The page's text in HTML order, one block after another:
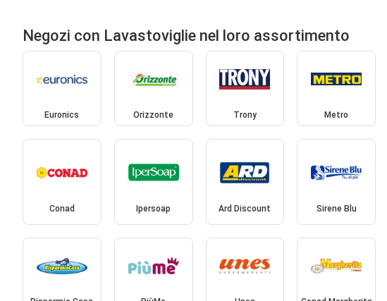
Negozi con Lavastoviglie nel loro assortimento
Euronics Orizzonte Trony Metro
Conad Ipersoap Ard Discount Sirene Blu